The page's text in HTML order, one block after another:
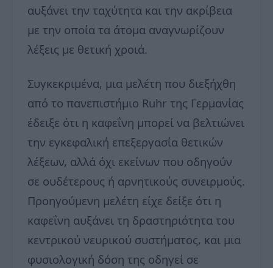
αυξάνει την ταχύτητα και την ακρίβεια
με την οποία τα άτομα αναγνωρίζουν
λέξεις με θετική χροιά.
Συγκεκριμένα, μια μελέτη που διεξήχθη
από το πανεπιστήμιο Ruhr της Γερμανίας
έδειξε ότι η καφεΐνη μπορεί να βελτιώνει
την εγκεφαλική επεξεργασία θετικών
λέξεων, αλλά όχι εκείνων που οδηγούν
σε ουδέτερους ή αρνητικούς συνειρμούς.
Προηγούμενη μελέτη είχε δείξε ότι η
καφεΐνη αυξάνει τη δραστηριότητα του
κεντρικού νευρικού συστήματος, και μια
φυσιολογική δόση της οδηγεί σε